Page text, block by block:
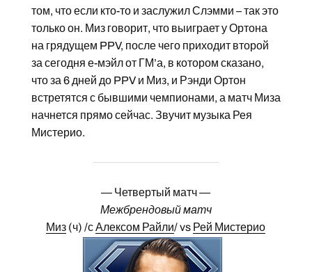
том, что если кто-то и заслужил Слэмми – так это
только он. Миз говорит, что выиграет у Ортона
на грядущем PPV, после чего приходит второй
за сегодня е-мэйл от ГМ’а, в котором сказано,
что за 6 дней до PPV и Миз, и Рэнди Ортон
встретятся с бывшими чемпионами, а матч Миза
начнется прямо сейчас. Звучит музыка Рея
Мистерио.
— Четвертый матч —
Межбрендовый матч
Миз (ч) /сАлексом Райли/ vs Рей Мистерио